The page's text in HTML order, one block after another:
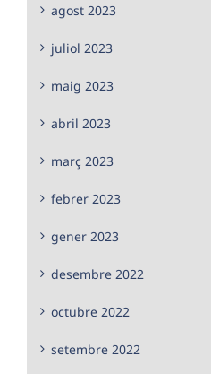
agost 2023
juliol 2023
maig 2023
abril 2023
març 2023
febrer 2023
gener 2023
desembre 2022
octubre 2022
setembre 2022